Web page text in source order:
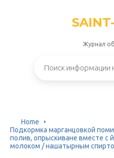
Журнал
Home
Подкормка марганцовкой
полив, опрыскиване вместе с
молоком / нашатырным